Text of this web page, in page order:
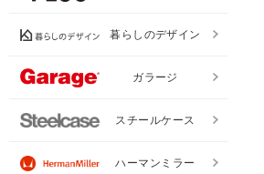
暮らしのデザイン
ガラージ
スチールケース
ハーマンミラー